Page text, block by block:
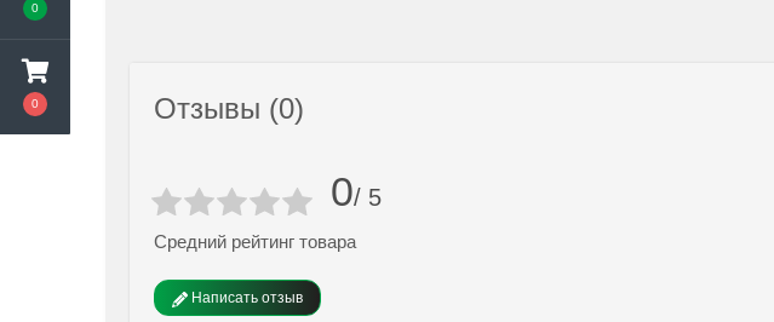
0
0 Отзывы (0)
0/ 5
Средний рейтинг товара
Написать отзыв